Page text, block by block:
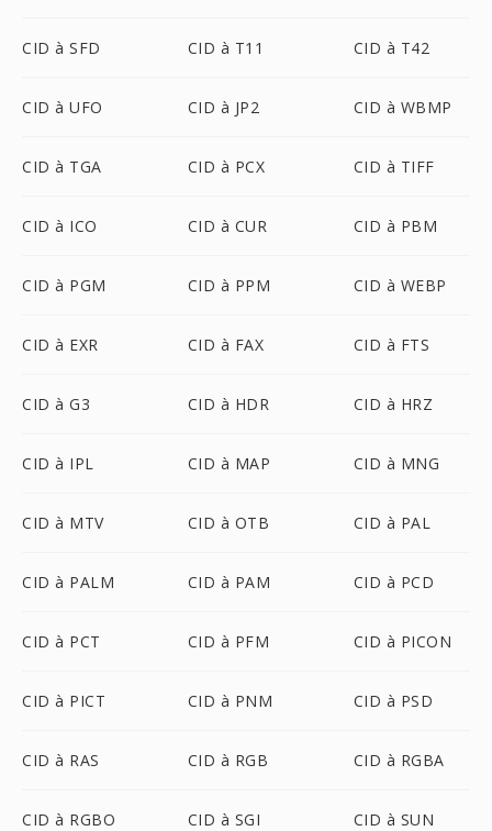
CID à SFD CID à T11 CID à T42
CID à UFO CID à JP2 CID à WBMP
CID à TGA CID à PCX CID à TIFF
CID à ICO CID à CUR CID à PBM
CID à PGM CID à PPM CID à WEBP
CID à EXR CID à FAX CID à FTS
CID à G3 CID à HDR CID à HRZ
CID à IPL CID à MAP CID à MNG
CID à MTV CID à OTB CID à PAL
CID à PALM CID à PAM CID à PCD
CID à PCT CID à PFM CID à PICON
CID à PICT CID à PNM CID à PSD
CID à RAS CID à RGB CID à RGBA
CID à RGBO CID à SGI CID à SUN